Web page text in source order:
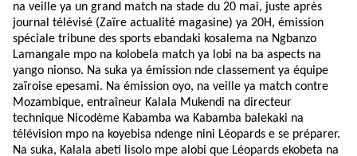
na veille ya un grand match na stade du 20 mai, juste après
journal télévisé (Zaïre actualité magasine) ya 20H, émission
spéciale tribune des sports ebandaki kosalema na Ngbanzo
Lamangale mpo na kolobela match ya lobi na ba aspects na
yango nionso. Na suka ya émission nde classement ya équipe
zaïroise epesami. Na émission oyo, na veille ya match contre
Mozambique, entraîneur Kalala Mukendi na directeur
technique Nicodème Kabamba wa Kabamba balekaki na
télévision mpo na koyebisa ndenge nini Léopards e se préparer.
Na suka, Kalala abeti lisolo mpe alobi que Léopards ekobeta na